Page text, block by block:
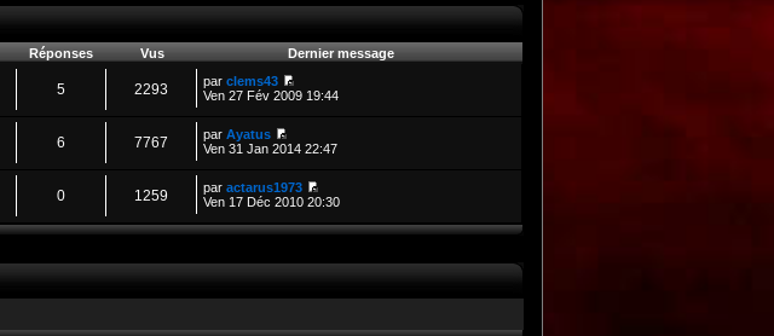
Réponses Vus Dernier message
5 2293 par clems43
Ven 27 Fév 2009 19:44
6 7767 par Ayatus
Ven 31 Jan 2014 22:47
0 1259 par actarus1973
Ven 17 Déc 2010 20:30